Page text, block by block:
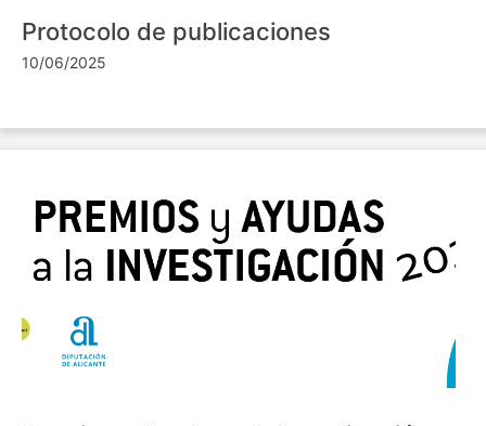
Protocolo de publicaciones
10/06/2025